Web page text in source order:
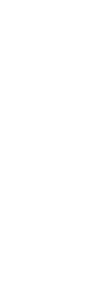
تغيير حجم
متاحة في
اندرويد
، هذه
او تصغيرها